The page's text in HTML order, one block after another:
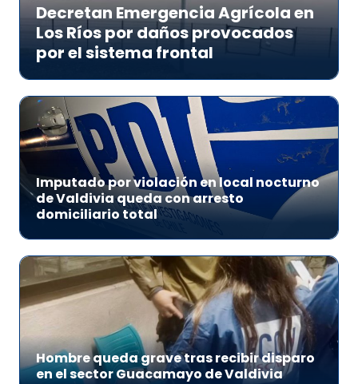
Decretan Emergencia Agrícola en
Los Ríos por daños provocados
por el sistema frontal
Imputado por violación en local nocturno
de Valdivia queda con arresto
domiciliario total
Hombre queda grave tras recibir disparo
en el sector Guacamayo de Valdivia